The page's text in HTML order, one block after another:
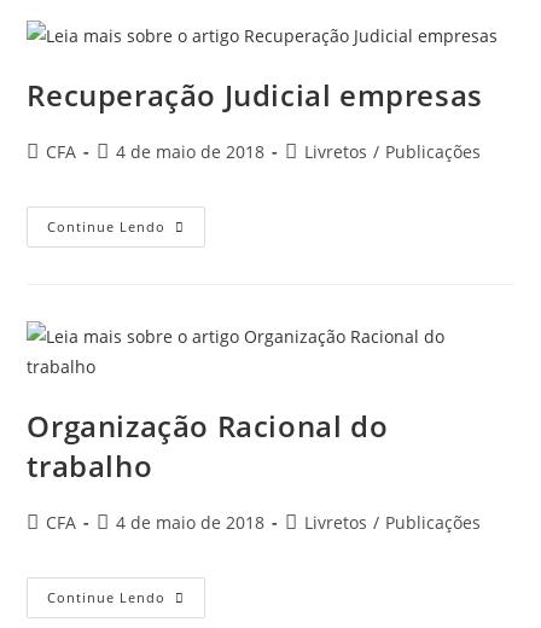
Recuperação Judicial empresas
Autor
post:
CFA
Post4 de maio de 2018
Categoria
Livretos / Publicações
Continue Lendo Recuperação
Judicial
Organização Racional do
trabalho
Autor
post:
CFA
Post4 de maio de 2018
Categoria
Livretos / Publicações
Continue Lendo Organização
Racional